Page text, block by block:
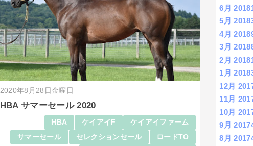
2020年8月28日金曜日
HBA サマーセール 2020
HBA ケイアイF
ケイアイファーム
サマーセール
セレクションセール
ロードTO
6月 2018
5月 2018
4月 2018
3月 2018
2月 2018
1月 2018
12月
11月
10月
9月 2017
8月 2017